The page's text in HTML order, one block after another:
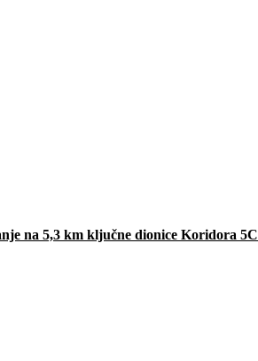
na 5,3 km ključne dionice Koridora 5C